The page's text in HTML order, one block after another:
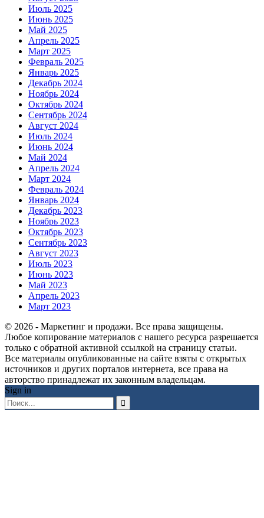
Июль 2025
Июнь 2025
Май 2025
Апрель 2025
Март 2025
Февраль 2025
Январь 2025
Декабрь 2024
Ноябрь 2024
Октябрь 2024
Сентябрь 2024
Август 2024
Июль 2024
Июнь 2024
Май 2024
Апрель 2024
Март 2024
Февраль 2024
Январь 2024
Декабрь 2023
Ноябрь 2023
Октябрь 2023
Сентябрь 2023
Август 2023
Июль 2023
Июнь 2023
Май 2023
Апрель 2023
Март 2023
© 2026 - Маркетинг и продажи. Все права защищены.
Любое копирование материалов с нашего ресурса разрешается
только с обратной активной ссылкой на страницу статьи.
Все материалы опубликованные на сайте взяты с открытых
источников и других порталов интернета, все права на
авторство принадлежат их законным владельцам.
Sign in